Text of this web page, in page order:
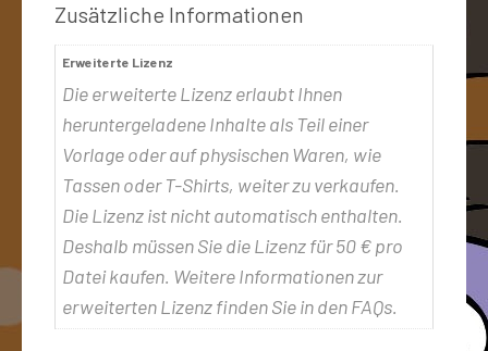
Zusätzliche Informationen
Erweiterte Lizenz
Die erweiterte Lizenz erlaubt Ihnen
heruntergeladene Inhalte als Teil einer
Vorlage oder auf physischen Waren, wie
Tassen oder T-Shirts, weiter zu verkaufen.
Die Lizenz ist nicht automatisch enthalten.
Deshalb müssen Sie die Lizenz für 50 € pro
Datei kaufen. Weitere Informationen zur
erweiterten Lizenz finden Sie in den FAQs.